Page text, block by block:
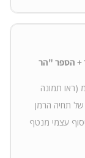
+ הספר "הר
"אדום אדמה" בקוטר של כ- 18 ס"מ (ראו תמונה
של תחיה הרמן
עצמי מנטף